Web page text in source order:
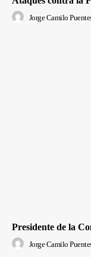
Jorge Camilo
Presidente de la
Jorge Camilo